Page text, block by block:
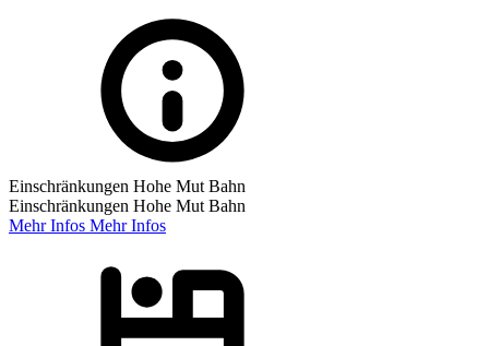
Einschränkungen Hohe Mut Bahn
Einschränkungen Hohe Mut Bahn
Mehr Infos Mehr Infos